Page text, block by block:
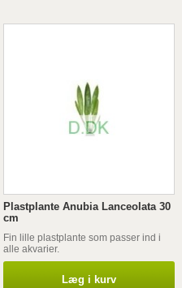
Plastplante Anubia Lanceolata 30
cm
Fin lille plastplante som passer ind i
alle akvarier.
Læg i kurv